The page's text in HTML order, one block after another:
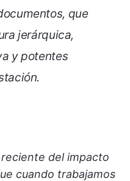
que
jerárquica,
y potentes
del impacto
cuando trabajamos